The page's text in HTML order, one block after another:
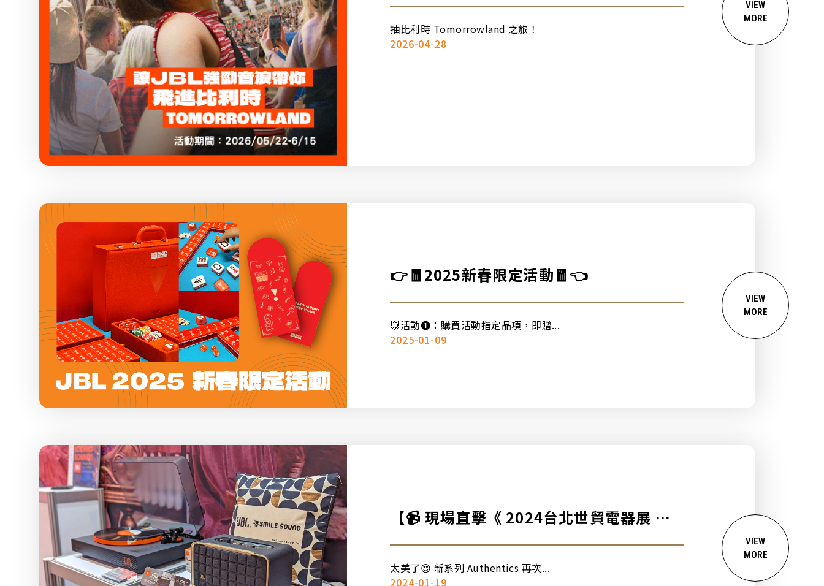
Tomorrowland！購買指定商品或完成社
群任務，即有機會獲得比利時雙人之旅！
抽比利時 Tomorrowland 之旅！
2026-04-28
VIEW
MORE
👉🧧2025新春限定活動🧧👈
💥活動➊：購買活動指定品項，即贈...
2025-01-09
VIEW
MORE
【📹 現場直擊《 2024台北世貿電器展 》
🔥】
太美了😍 新系列 Authentics 再次...
2024-01-19
VIEW
MORE